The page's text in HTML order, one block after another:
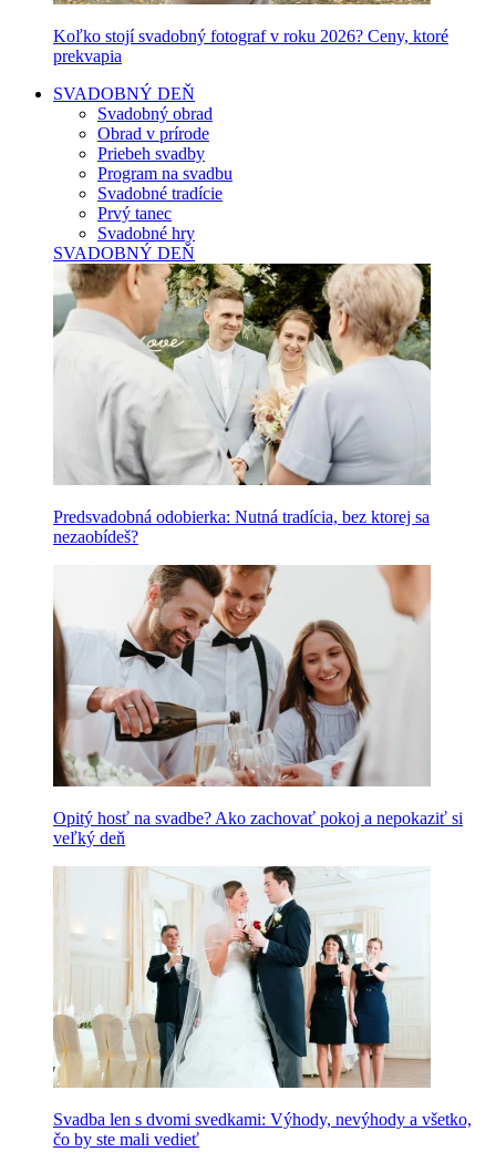
Koľko stojí svadobný fotograf v roku 2026? Ceny, ktoré
prekvapia
SVADOBNÝ DEŇ
Svadobný obrad
Obrad v prírode
Priebeh svadby
Program na svadbu
Svadobné tradície
Prvý tanec
Svadobné hry
SVADOBNÝ DEŇ
Predsvadobná odobierka: Nutná tradícia, bez ktorej sa
nezaobídeš?
Opitý hosť na svadbe? Ako zachovať pokoj a nepokaziť si
veľký deň
Svadba len s dvomi svedkami: Výhody, nevýhody a všetko,
čo by ste mali vedieť